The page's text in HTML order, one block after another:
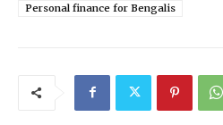
Personal finance for Bengalis